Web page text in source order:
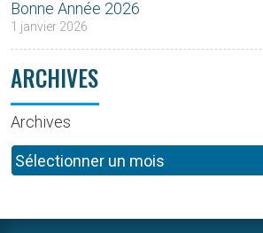
Bonne Année 2026
1 janvier 2026
ARCHIVES
Archives